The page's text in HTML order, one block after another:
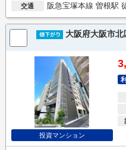
交通 阪急宝塚本線 曽根駅
大阪府大阪市
投資マンション